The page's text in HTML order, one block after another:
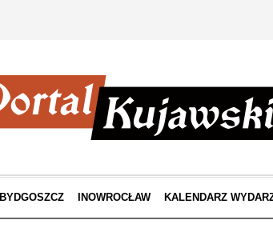
BYDGOSZCZ INOWROCŁAW KALENDARZ